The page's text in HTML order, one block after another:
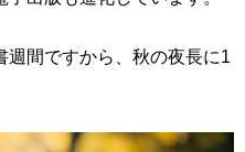
間ですから、秋の夜長に1